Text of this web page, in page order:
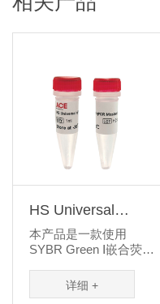
HS Universal
qPCR Master Mix,
ROX plus
本产品是一款使用
SYBR Green Ⅰ嵌合荧光
用预混液。核心组分
Hot-...
详细 +